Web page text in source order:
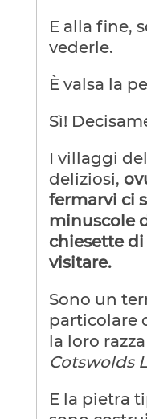
E alla fine,
vederle.
È valsa la
Sì!
I villaggi
deliziosi,
fermarvi ci
minuscole
chiesette
visitare.
Sono un
particolare
la loro
Cotswolds
E la pietra